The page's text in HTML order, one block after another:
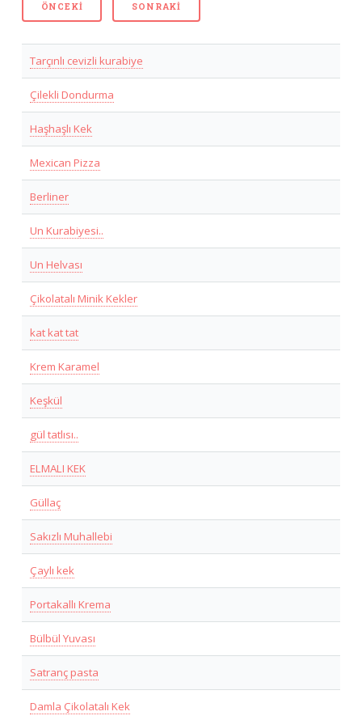
ÖNCEKI SONRAKI
Tarçınlı cevizli kurabiye
Çilekli Dondurma
Haşhaşlı Kek
Mexican Pizza
Berliner
Un Kurabiyesi..
Un Helvası
Çikolatalı Minik Kekler
kat kat tat
Krem Karamel
Keşkül
gül tatlısı..
ELMALI KEK
Güllaç
Sakızlı Muhallebi
Çaylı kek
Portakallı Krema
Bülbül Yuvası
Satranç pasta
Damla Çikolatalı Kek